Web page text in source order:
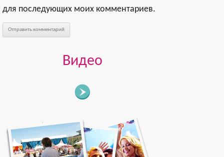
для последующих моих комментариев.
Видео